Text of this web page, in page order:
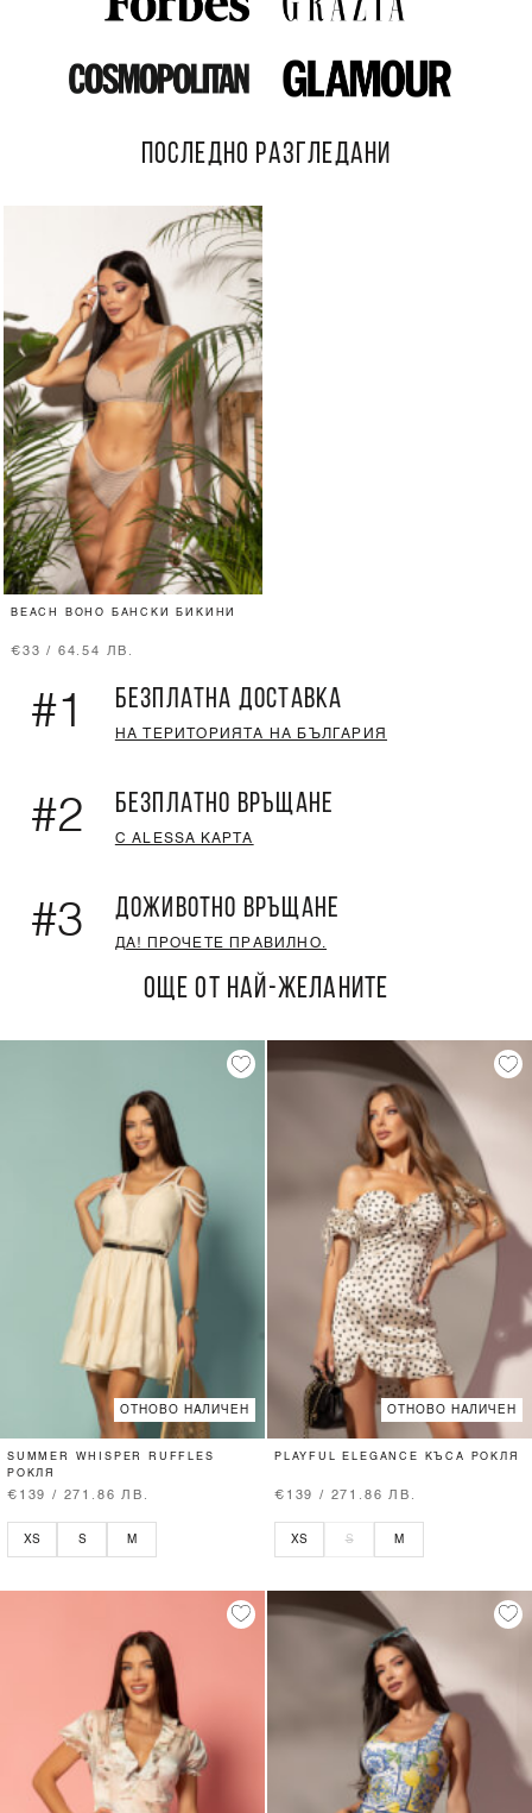
ПОСЛЕДНО РАЗГЛЕДАНИ
BEACH BOHO БАНСКИ БИКИНИ
€33 / 64.54 ЛВ.
#1 БЕЗПЛАТНА ДОСТАВКА
НА ТЕРИТОРИЯТА НА БЪЛГАРИЯ
#2 БЕЗПЛАТНО ВРЪЩАНЕ
С ALESSA КАРТА
#3 ДОЖИВОТНО ВРЪЩАНЕ
ДА! ПРОЧЕТЕ ПРАВИЛНО.
ОЩЕ ОТ НАЙ-ЖЕЛАНИТЕ
ОТНОВО НАЛИЧЕН
SUMMER WHISPER RUFFLES
РОКЛЯ
€139 / 271.86 ЛВ.
XS S M
ОТНОВО НАЛИЧЕН
PLAYFUL ELEGANCE КЪСА РОКЛЯ
€139 / 271.86 ЛВ.
XS S M